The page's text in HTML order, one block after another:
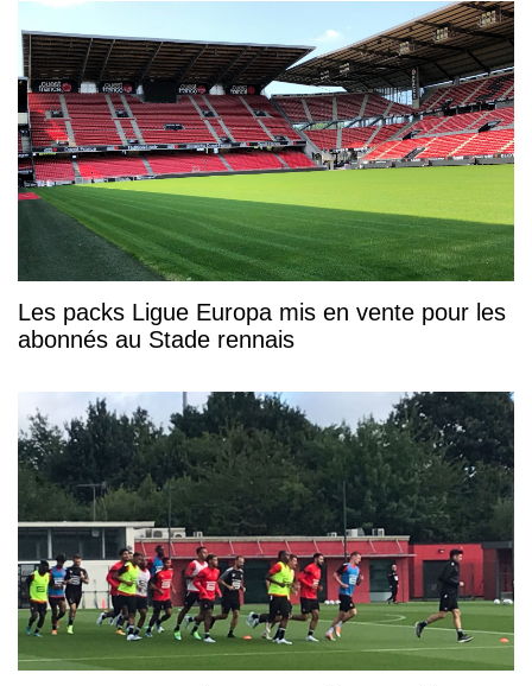
Les packs Ligue Europa mis en vente pour les
abonnés au Stade rennais